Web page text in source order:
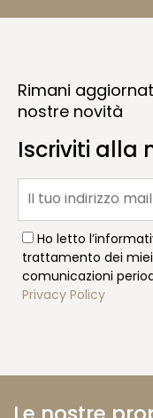
Rimani
nostre novità
Iscriviti alla
Ho letto
trattamento dei
comunicazioni
Privacy Policy